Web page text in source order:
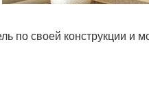
по своей конструкции